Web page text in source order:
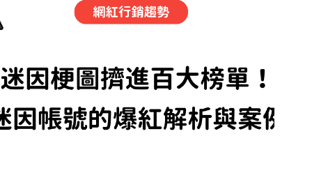
打造成功的美食網紅行銷方案？今天 KOL Radar 將針對
台灣兩大短影音平台 TikTok 即 IG Reels，分享整理平